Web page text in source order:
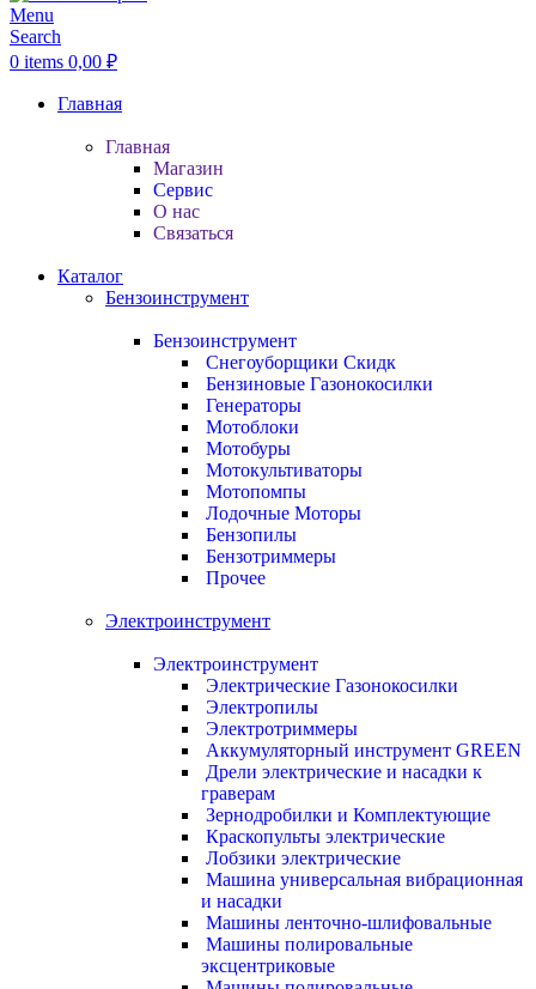
Menu
Search
0 items 0,00 ₽
Главная
Главная
Магазин
Сервис
О нас
Связаться
Каталог
Бензоинструмент
Бензоинструмент
Снегоуборщики Скидк
Бензиновые Газонокосилки
Генераторы
Мотоблоки
Мотобуры
Мотокультиваторы
Мотопомпы
Лодочные Моторы
Бензопилы
Бензотриммеры
Прочее
Электроинструмент
Электроинструмент
Электрические Газонокосилки
Электропилы
Электротриммеры
Аккумуляторный инструмент GREEN
Дрели электрические и насадки к
граверам
Зернодробилки и Комплектующие
Краскопульты электрические
Лобзики электрические
Машина универсальная вибрационная
и насадки
Машины ленточно-шлифовальные
Машины полировальные
эксцентриковые